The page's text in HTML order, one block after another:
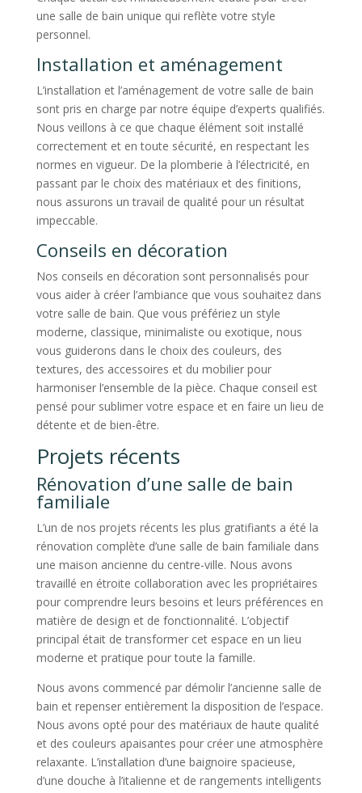
une salle de bain unique qui reflète votre style
personnel.
Installation et aménagement
L’installation et l’aménagement de votre salle de bain
sont pris en charge par notre équipe d’experts qualifiés.
Nous veillons à ce que chaque élément soit installé
correctement et en toute sécurité, en respectant les
normes en vigueur. De la plomberie à l’électricité, en
passant par le choix des matériaux et des finitions,
nous assurons un travail de qualité pour un résultat
impeccable.
Conseils en décoration
Nos conseils en décoration sont personnalisés pour
vous aider à créer l’ambiance que vous souhaitez dans
votre salle de bain. Que vous préfériez un style
moderne, classique, minimaliste ou exotique, nous
vous guiderons dans le choix des couleurs, des
textures, des accessoires et du mobilier pour
harmoniser l’ensemble de la pièce. Chaque conseil est
pensé pour sublimer votre espace et en faire un lieu de
détente et de bien-être.
Projets récents
Rénovation d’une salle de bain
familiale
L’un de nos projets récents les plus gratifiants a été la
rénovation complète d’une salle de bain familiale dans
une maison ancienne du centre-ville. Nous avons
travaillé en étroite collaboration avec les propriétaires
pour comprendre leurs besoins et leurs préférences en
matière de design et de fonctionnalité. L’objectif
principal était de transformer cet espace en un lieu
moderne et pratique pour toute la famille.
Nous avons commencé par démolir l’ancienne salle de
bain et repenser entièrement la disposition de l’espace.
Nous avons opté pour des matériaux de haute qualité
et des couleurs apaisantes pour créer une atmosphère
relaxante. L’installation d’une baignoire spacieuse,
d’une douche à l’italienne et de rangements intelligents